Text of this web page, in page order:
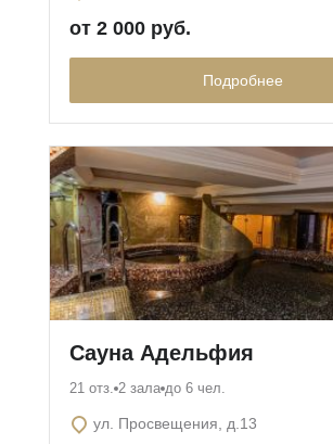
от 2 000 руб.
Подробнее
Сауна Адельфия
21 отз. 2 зала до 6 чел.
ул. Просвещения, д.13